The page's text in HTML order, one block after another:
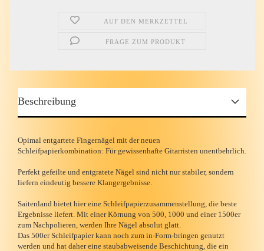
AUF DEN MERKZETTEL
FRAGE ZUM PRODUKT
Beschreibung
Opimal entgartete Fingernägel mit der neuen
Schleifpapierkombination: Für gewissenhafte Gitarristen unentbehrlich.
Perfekt gefeilte und entgratete Nägel sind nicht nur stabiler, sondern
liefern eindeutig bessere Klangergebnisse.
Saitenland bietet hier eine Schleifpapierzusammenstellung, die beste
Ergebnisse liefert. Mit einer Körnung von 500, 1000 und einer 1500er
zum Nachpolieren, werden Ihre Nägel absolut glatt.
Das 500er Schleifpapier kann noch zum in-Form-bringen genutzt
werden und hat daher eine staubabweisende Beschichtung, die ein